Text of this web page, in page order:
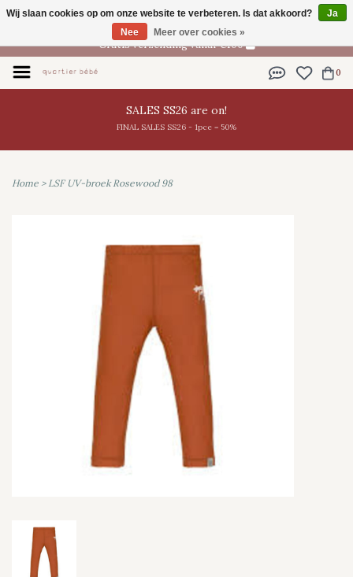
NL
Gratis verzending vanaf €100
0
SALES SS26 are on!
FINAL SALES SS26 - 1pce = 50%
Home > LSF UV-broek Rosewood 98
Wij slaan cookies op om onze website te verbeteren. Is dat akkoord?
Ja
Nee
Meer over cookies »